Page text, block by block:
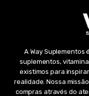
A Way Suplementos
suplementos,
existimos para
realidade. Nossa
compras através do